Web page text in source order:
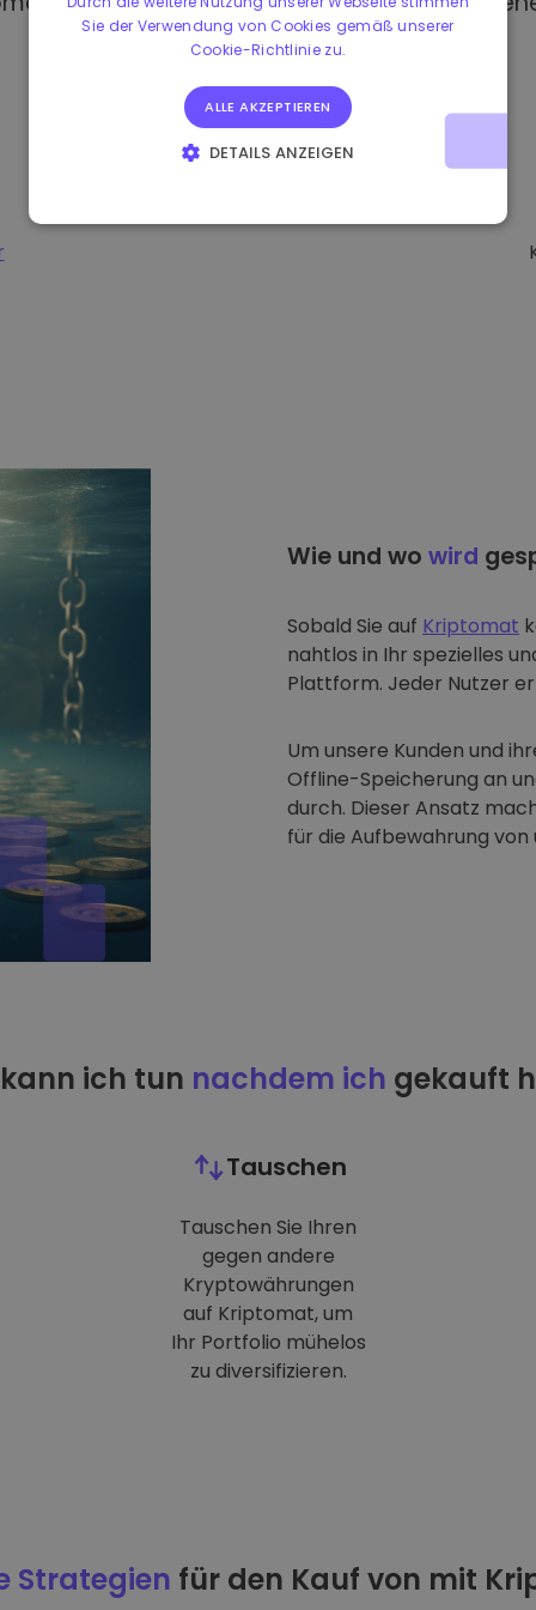
Wie und wo wird
Sobald Sie auf Kriptomat
nahtlos in Ihr spezielles
Plattform. Jeder Nutzer
Um unsere Kunden und
Offline-Speicherung an
durch. Dieser Ansatz
für die Aufbewahrung
ich tun nachdem ich gekauft
Tauschen
Tauschen Sie Ihren
gegen andere
Kryptowährungen
auf Kriptomat, um
Ihr Portfolio mühelos
zu diversifizieren.
Strategien für den Kauf von mit
Sie der Verwendung von Cookies gemäß unserer
Cookie-Richtlinie zu.
ALLE AKZEPTIEREN
DETAILS ANZEIGEN